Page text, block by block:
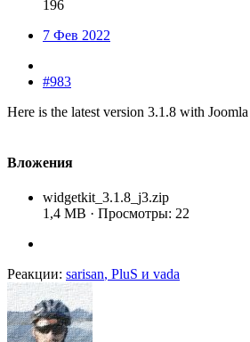
196
7 Фев 2022
#983
Here is the latest version 3.1.8 with
Вложения
widgetkit_3.1.8_j3.zip
1,4 MB · Просмотры: 22
Реакции: sarisan, PluS и vada